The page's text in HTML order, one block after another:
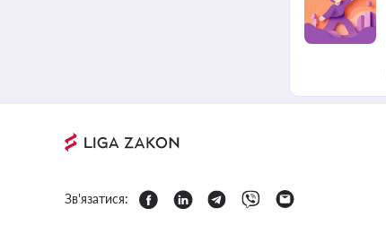
Зв'язатися: